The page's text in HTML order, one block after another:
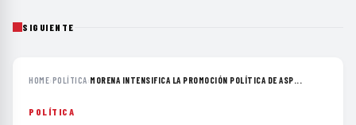
SIGUIENTE
HOME›POLÍTICA›MORENA INTENSIFICA LA PROMOCIÓN POLÍTICA DE ASP...
POLÍTICA